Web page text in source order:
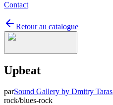
Contact
Retour au catalogue
Upbeat
parSound Gallery by Dmitry Taras
rock/blues-rock